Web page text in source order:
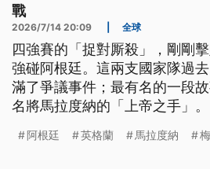
戰
2026/7/14 20:09 全球
四強賽的「捉對厮殺」，剛剛
強碰阿根廷。這兩支國家隊過
滿了爭議事件；最有名的一段
名將馬拉度納的「上帝之手」。
阿根廷 英格蘭 馬拉度納